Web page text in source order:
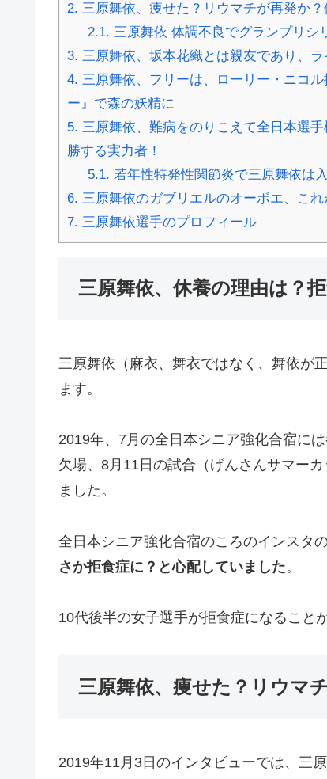
2. 三原舞依、痩せた？リウマチが再発か
2.1. 三原舞依 体調不良でグランプリシ
3. 三原舞依、坂本花織とは親友であり、ラ
4. 三原舞依、フリーは、ローリー・ニコ
ー』で森の妖精に
5. 三原舞依、難病をのりこえて全日本選
勝する実力者！
5.1. 若年性特発性関節炎で三原舞依は
6. 三原舞依のガブリエルのオーボエ、これ
7. 三原舞依選手のプロフィール
三原舞依、休養の理由は？
三原舞依（麻衣、舞衣ではなく、舞依が
ます。
2019年、7月の全日本シニア強化合宿に
欠場、8月11日の試合（げんさんサマー
ました。
全日本シニア強化合宿のころのインスタ
さか拒食症に？と心配していました。
10代後半の女子選手が拒食症になること
三原舞依、痩せた？リウマ
2019年11月3日のインタビューでは、三